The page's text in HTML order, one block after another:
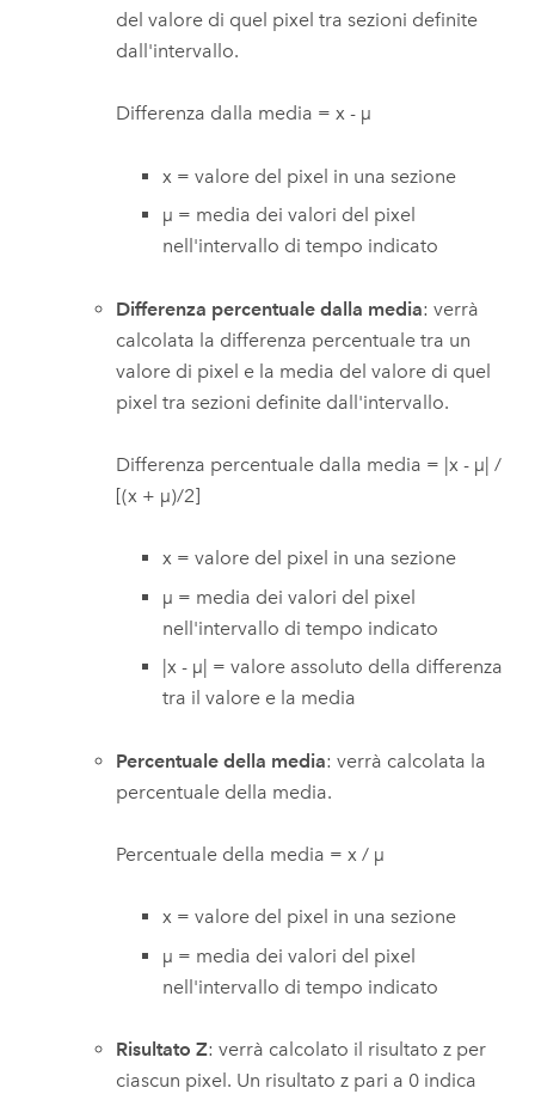
del valore di quel pixel tra sezioni definite
dall'intervallo.
Differenza dalla media = x - µ
x = valore del pixel in una sezione
µ = media dei valori del pixel
nell'intervallo di tempo indicato
Differenza percentuale dalla media: verrà
calcolata la differenza percentuale tra un
valore di pixel e la media del valore di quel
pixel tra sezioni definite dall'intervallo.
Differenza percentuale dalla media = |x - µ| /
[(x + µ)/2]
x = valore del pixel in una sezione
µ = media dei valori del pixel
nell'intervallo di tempo indicato
|x - µ| = valore assoluto della differenza
tra il valore e la media
Percentuale della media: verrà calcolata la
percentuale della media.
Percentuale della media = x / µ
x = valore del pixel in una sezione
µ = media dei valori del pixel
nell'intervallo di tempo indicato
Risultato Z: verrà calcolato il risultato z per
ciascun pixel. Un risultato z pari a 0 indica